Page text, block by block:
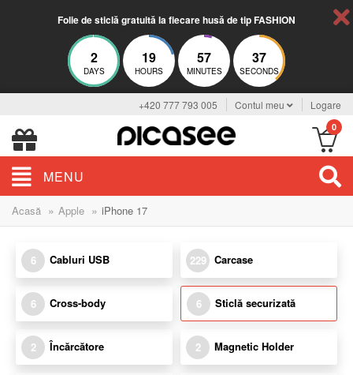
Folie de sticlă gratuită la fiecare husă de tip FASHION
2
DAYS
19
HOURS
57
MINUTES
36
SECONDS
+420 777 793 005 Contul meu Logare
0
MENU
Acasă » Apple » iPhone 17
6 Cabluri USB 229 Carcase
6 Cross-body 6 Sticlă securizată
2 Încărcătore 2 Magnetic Holder